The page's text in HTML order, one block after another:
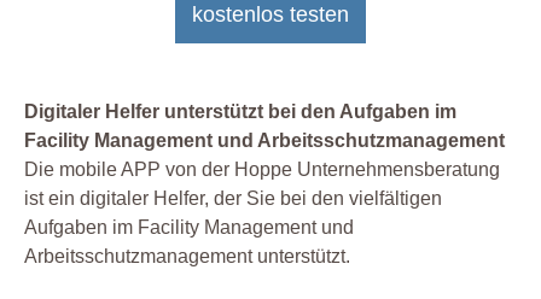
kostenlos testen
Digitaler Helfer unterstützt bei den Aufgaben im
Facility Management und Arbeitsschutzmanagement
Die mobile APP von der Hoppe Unternehmensberatung
ist ein digitaler Helfer, der Sie bei den vielfältigen
Aufgaben im Facility Management und
Arbeitsschutzmanagement unterstützt.